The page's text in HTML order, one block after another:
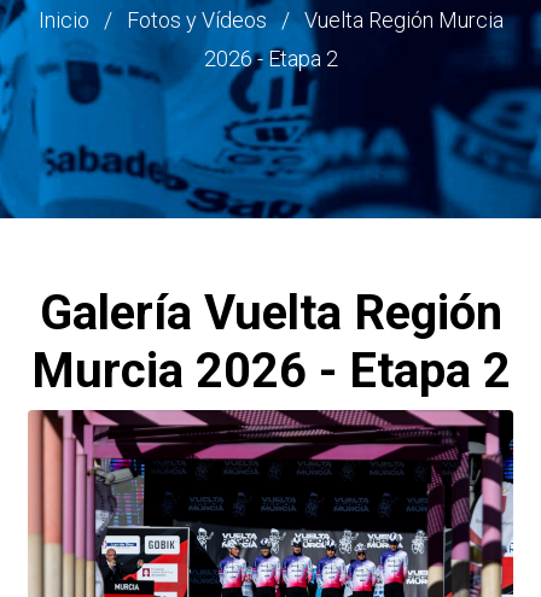
Ruta
de
navegación
Inicio Fotos y Vídeos
Vuelta Región Murcia
2026 - Etapa 2
Galería Vuelta Región
Murcia 2026 - Etapa 2